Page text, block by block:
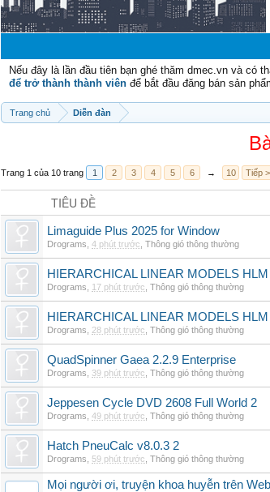
Nếu đây là lần đầu tiên bạn ghé thăm dmec.vn và có
để trở thành thành viên để bắt đầu đăng bán sản
Trang chủ Diễn đàn
Trang 1 của 10 trang 1 2 3 4 5 6 → 10 Tiếp >
TIÊU ĐỀ
Limaguide Plus 2025 for Window
Drograms 4 phút trước Thông gió thông thường
HIERARCHICAL LINEAR MODELS
Drograms 17 phút trước Thông gió thông thường
HIERARCHICAL LINEAR MODELS HLM
Drograms 28 phút trước Thông gió thông thường
QuadSpinner Gaea 2.2.9 Enterprise
Drograms 39 phút trước Thông gió thông thường
Jeppesen Cycle DVD 2608 Full World 2
Drograms 49 phút trước Thông gió thông thường
Hatch PneuCalc v8.0.3 2
Drograms 59 phút trước Thông gió thông thường
Mọi người ơi, truyện khoa huyễn trên